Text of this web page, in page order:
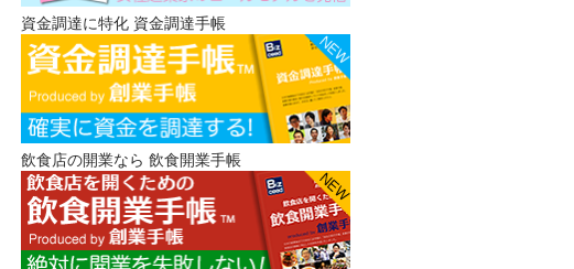
資金調達に特化 資金調達手帳
飲食店の開業なら 飲食開業手帳